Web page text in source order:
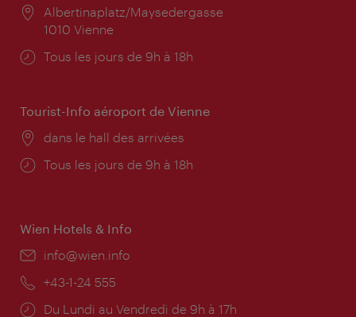
Lieu:
Albertinaplatz/Maysedergasse
1010 Vienne
Horaires
Tous les jours de 9h à 18h
Tourist-Info aéroport de Vienne
Lieu:
dans le hall des arrivées
Horaires
Tous les jours de 9h à 18h
Wien Hotels & Info
E-
info@wien.info
Téléphone:
+43-1-24 555
Horaires
Du Lundi au Vendredi de 9h à 17h